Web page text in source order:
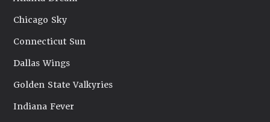
Chicago Sky
Connecticut Sun
Dallas Wings
Golden State Valkyries
Indiana Fever